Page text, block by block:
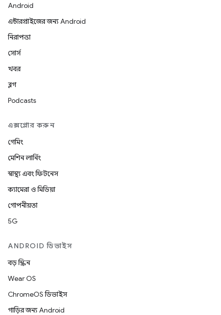
Android
এন্টারপ্রাইজের জন্য Android
নিরাপত্তা
সোর্স
খবর
ব্লগ
Podcasts
এক্সপ্লোর করুন
গেমিং
মেশিন লার্নিং
স্বাস্থ্য এবং ফিটনেস
ক্যামেরা ও মিডিয়া
গোপনীয়তা
5G
ANDROID ডিভাইস
বড় স্ক্রিন
Wear OS
ChromeOS ডিভাইস
গাড়ির জন্য Android